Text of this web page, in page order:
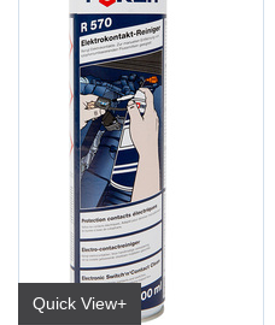
Quick View+